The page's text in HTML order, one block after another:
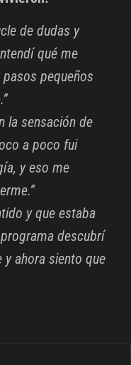
de dudas y
qué me
pequeños
la sensación de
a poco fui
y eso me
y que estaba
descubrí
ahora siento que